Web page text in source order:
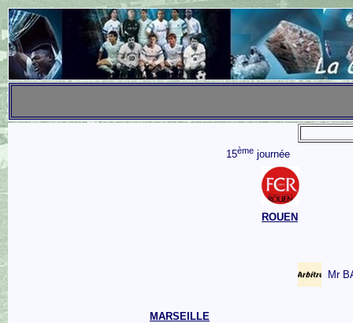
15èmejournée
ROUEN
Mr
MARSEILLE